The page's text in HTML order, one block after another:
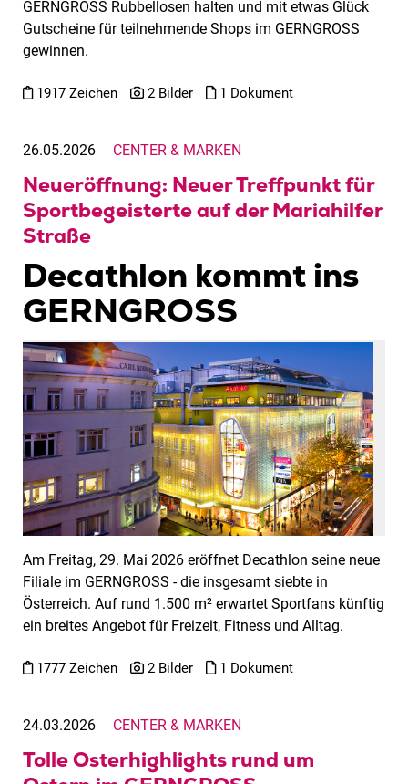
GERNGROSS Rubbellosen halten und mit etwas Glück
Gutscheine für teilnehmende Shops im GERNGROSS
gewinnen.
1917 Zeichen 2 Bilder 1 Dokument
26.05.2026 CENTER & MARKEN
Neueröffnung: Neuer Treffpunkt für
Sportbegeisterte auf der Mariahilfer
Straße
Decathlon kommt ins
GERNGROSS
Am Freitag, 29. Mai 2026 eröffnet Decathlon seine neue
Filiale im GERNGROSS - die insgesamt siebte in
Österreich. Auf rund 1.500 m² erwartet Sportfans künftig
ein breites Angebot für Freizeit, Fitness und Alltag.
1777 Zeichen 2 Bilder 1 Dokument
24.03.2026 CENTER & MARKEN
Tolle Osterhighlights rund um